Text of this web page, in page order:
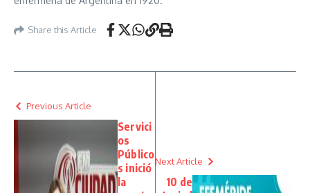
Share this Article
Previous Article
Servici
os
Público
s inició
la
Next Article
10 de